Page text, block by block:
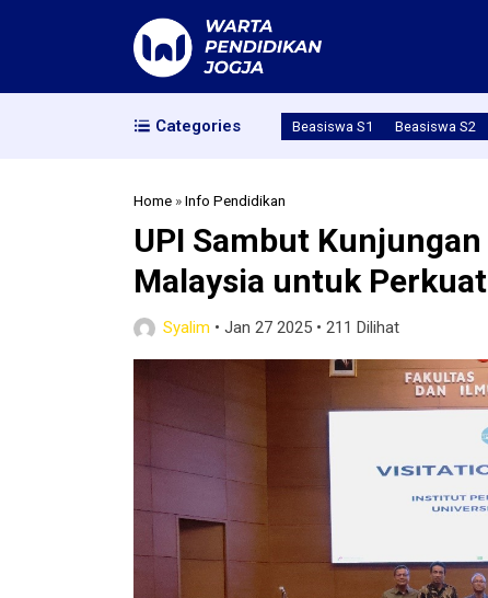
Categories Beasiswa S1 Beasiswa S2
Home »Info Pendidikan
UPI Sambut
Malaysia untuk
Syalim • Jan 27 2025 • 211 Dilihat